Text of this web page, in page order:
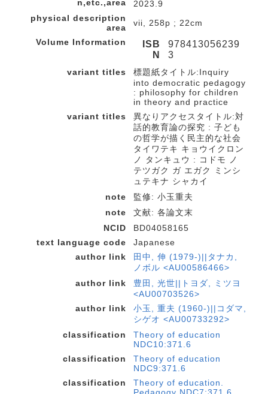
n,etc.,area
2023.9
physical description
area
vii, 258p ; 22cm
Volume Information
ISB
N
978413056239
3
variant titles
標題紙タイトル:Inquiry
into democratic pedagogy
: philosophy for children
in theory and practice
variant titles
異なりアクセスタイトル:対
話的教育論の探究 : 子ども
の哲学が描く民主的な社会
タイワテキ キョウイクロン
ノ タンキュウ : コドモ ノ
テツガク ガ エガク ミンシ
ュテキナ シャカイ
note
監修: 小玉重夫
note
文献: 各論文末
NCID
BD04058165
text language code
Japanese
author link
田中, 伸 (1979-)||タナカ,
ノボル <AU00586466>
author link
豊田, 光世||トヨダ, ミツヨ
<AU00703526>
author link
小玉, 重夫 (1960-)||コダマ,
シゲオ <AU00733292>
classification
Theory of education
NDC10:371.6
classification
Theory of education
NDC9:371.6
classification
Theory of education.